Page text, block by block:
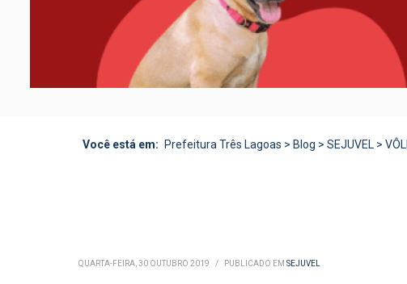
Você está em: Prefeitura Três Lagoas > Blog > SEJUVEL >
QUARTA-FEIRA, 30 OUTUBRO 2019 / PUBLICADO EM SEJUVEL